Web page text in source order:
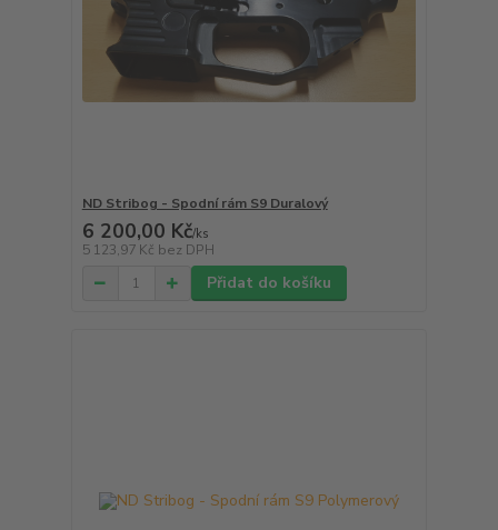
ND Stribog - Spodní rám S9 Duralový
6 200,00 Kč/ks
5 123,97 Kč bez DPH
Přidat do košíku